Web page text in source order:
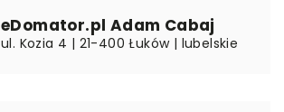
eDomator.pl Adam Cabaj
ul. Kozia 4 | 21-400 Łuków | lubelskie